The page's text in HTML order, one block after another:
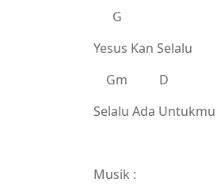
G
Yesus Kan Selalu
Gm D
Selalu Ada Untukmu
Musik :